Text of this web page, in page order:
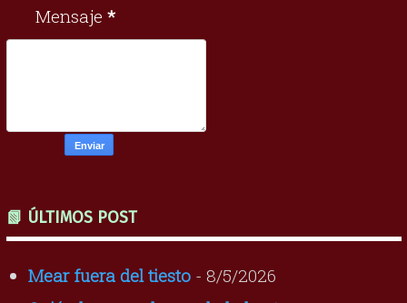
Mensaje *
📗 ÚLTIMOS POST
Mear fuera del tiesto- 8/5/2026